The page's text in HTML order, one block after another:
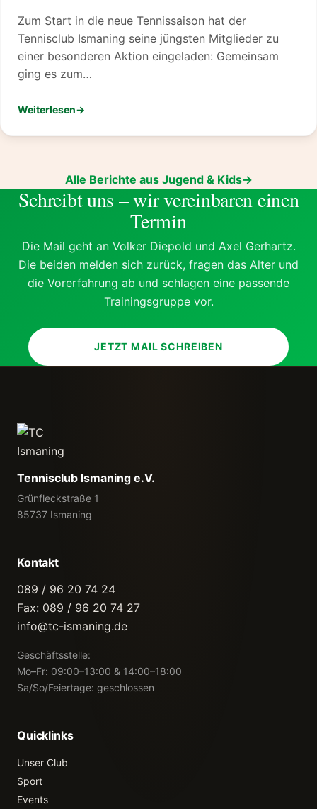
Zum Start in die neue Tennissaison hat der
Tennisclub Ismaning seine jüngsten Mitglieder zu
einer besonderen Aktion eingeladen: Gemeinsam
ging es zum…
Weiterlesen
: Eis für unsere TCI-Kids – gelungener Saisonstart
Alle Berichte aus Jugend & Kids
Schreibt uns – wir vereinbaren einen
Termin
Die Mail geht an Volker Diepold und Axel Gerhartz.
Die beiden melden sich zurück, fragen das Alter und
die Vorerfahrung ab und schlagen eine passende
Trainingsgruppe vor.
JETZT MAIL SCHREIBEN
Tennisclub Ismaning e.V.
Grünfleckstraße 1
85737 Ismaning
Kontakt
089 / 96 20 74 24
Fax: 089 / 96 20 74 27
info@tc-ismaning.de
Geschäftsstelle:
Mo–Fr: 09:00–13:00 & 14:00–18:00
Sa/So/Feiertage: geschlossen
Quicklinks
Unser Club
Sport
Events